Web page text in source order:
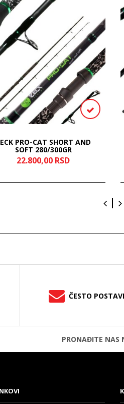
PRO-CAT SHORT AND
SOFT 280/300GR
22.800,00 RSD
ČESTO
PRONAĐITE NAS